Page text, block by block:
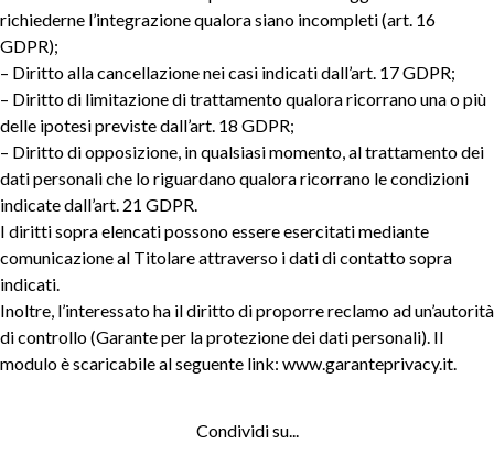
richiederne l’integrazione qualora siano incompleti (art. 16
GDPR);
– Diritto alla cancellazione nei casi indicati dall’art. 17 GDPR;
– Diritto di limitazione di trattamento qualora ricorrano una o più
delle ipotesi previste dall’art. 18 GDPR;
– Diritto di opposizione, in qualsiasi momento, al trattamento dei
dati personali che lo riguardano qualora ricorrano le condizioni
indicate dall’art. 21 GDPR.
I diritti sopra elencati possono essere esercitati mediante
comunicazione al Titolare attraverso i dati di contatto sopra
indicati.
Inoltre, l’interessato ha il diritto di proporre reclamo ad un’autorità
di controllo (Garante per la protezione dei dati personali). Il
modulo è scaricabile al seguente link: www.garanteprivacy.it.
Condividi su...